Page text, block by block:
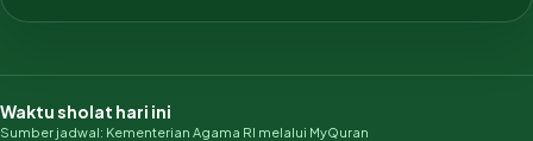
Waktu sholat hari ini
Sumber jadwal: Kementerian Agama RI melalui MyQuran